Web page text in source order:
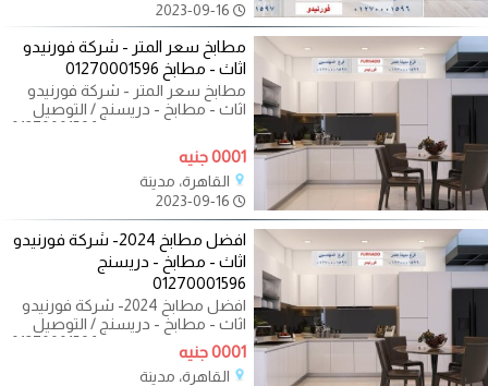
مطابخ سعر المتر - شركة فورنيدو
اثاث - مطابخ 01270001596
مطابخ سعر المتر - شركة فورنيدو
اثاث - مطابخ - دريسنج / التوصيل
لجميع محافظات مصر 01270001596
تريدين ان
0001 جنيه
القاهرة، مدينة
افضل مطابخ 2024- شركة فورنيدو
اثاث - مطابخ - دريسنج
01270001596
افضل مطابخ 2024- شركة فورنيدو
اثاث - مطابخ - دريسنج / التوصيل
لجميع محافظات مصر 01270001596
تريدين ان
0001 جنيه
القاهرة، مدينة